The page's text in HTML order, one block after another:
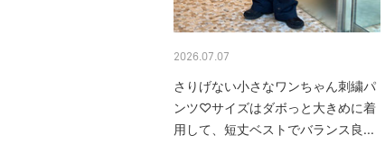
2026.07.07
さりげない小さなワンちゃん刺繍パ
ンツ♡サイズはダボっと大きめに着
用して、短丈ベストでバランス良...